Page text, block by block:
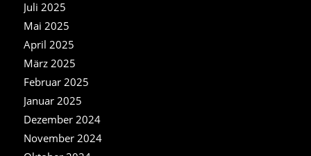
Juli 2025
Mai 2025
April 2025
März 2025
Februar 2025
Januar 2025
Dezember 2024
November 2024